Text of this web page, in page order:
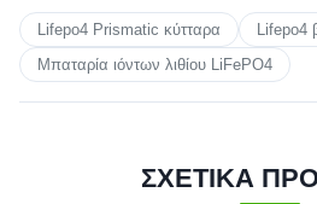
Lifepo4 Prismatic κύτταρα
Lifepo4
Μπαταρία ιόντων λιθίου LiFePO4
ΣΧΕΤΙΚΑ